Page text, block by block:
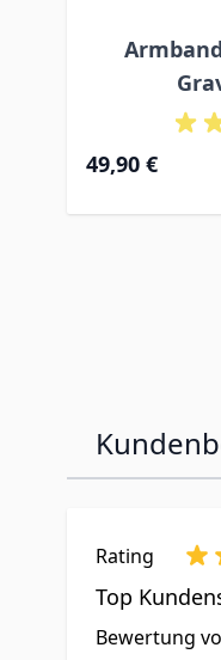
49,90 €
Rating
Top
Bewertung